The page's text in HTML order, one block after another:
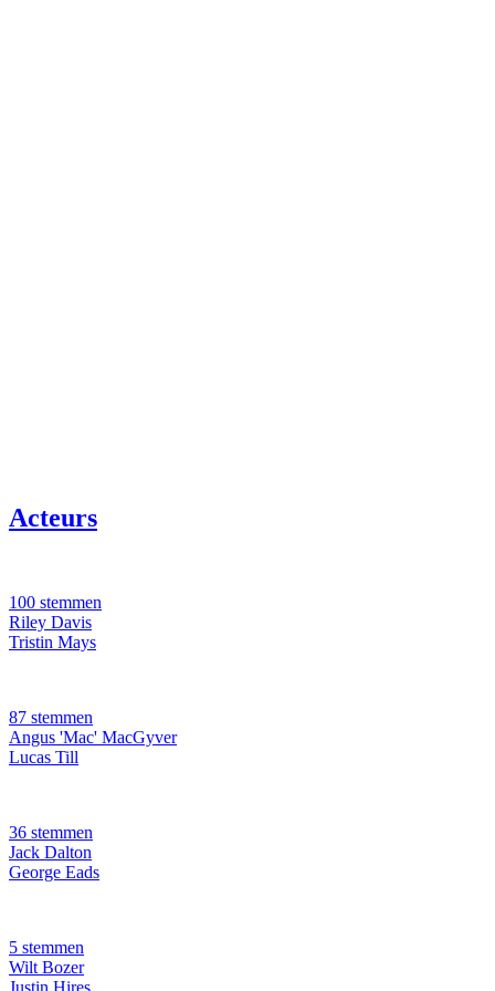
Acteurs
100 stemmen
Riley Davis
Tristin Mays
87 stemmen
Angus 'Mac' MacGyver
Lucas Till
36 stemmen
Jack Dalton
George Eads
5 stemmen
Wilt Bozer